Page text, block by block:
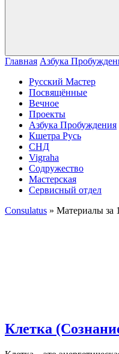
Главная Азбука
Русский Мастер
Посвящённые
Вечное
Проекты
Азбука Пробуждения
Кшетра Русь
СНД
Vigraha
Содружество
Мастерская
Сервисный отдел
Consulatus » Материалы за
Клетка